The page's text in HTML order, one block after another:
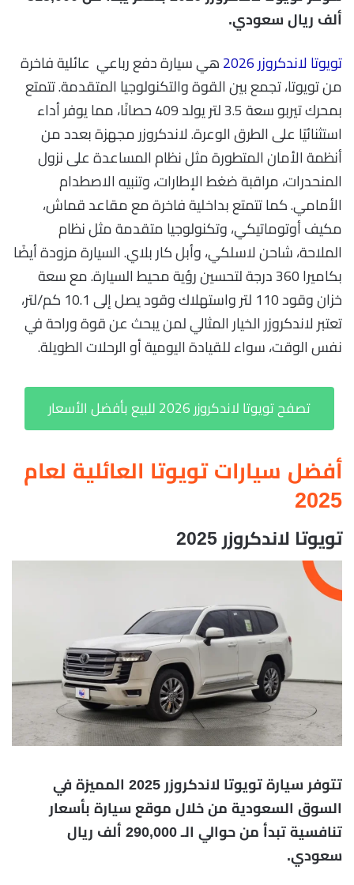
ألف ريال سعودي.
تويوتا لاندكروزر 2026
هي سيارة دفع رباعي عائلية فاخرة
من تويوتا، تجمع بين القوة والتكنولوجيا المتقدمة. تتمتع
بمحرك تيربو سعة 3.5 لتر يولد 409 حصانًا، مما يوفر أداء
استثنائيًا على الطرق الوعرة. لاندكروزر مجهزة بعدد من
أنظمة الأمان المتطورة مثل نظام المساعدة على نزول
المنحدرات، مراقبة ضغط الإطارات، وتنبيه الاصطدام
الأمامي. كما تتمتع بداخلية فاخرة مع مقاعد قماش،
مكيف أوتوماتيكي، وتكنولوجيا متقدمة مثل نظام
الملاحة، شاحن لاسلكي، وأبل كار بلاي. السيارة مزودة أيضًا
بكاميرا 360 درجة لتحسين رؤية محيط السيارة. مع سعة
خزان وقود 110 لتر واستهلاك وقود يصل إلى 10.1 كم/لتر،
تعتبر لاندكروزر الخيار المثالي لمن يبحث عن قوة وراحة في
نفس الوقت، سواء للقيادة اليومية أو الرحلات الطويلة.
تصفح تويوتا لاندكروزر 2026 للبيع بأفضل الأسعار
أفضل سيارات تويوتا العائلية لعام
2025
تويوتا لاندكروزر 2025
تتوفر سيارة تويوتا لاندكروزر 2025 المميزة في
السوق السعودية من خلال موقع سيارة بأسعار
تنافسية تبدأ من حوالي الـ 290,000 ألف ريال
سعودي.